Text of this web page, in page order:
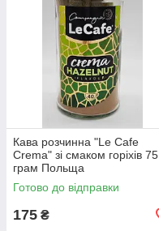
Кава розчинна "Le Cafe
Crema" зі смаком горіхів 75
грам Польща
Готово до відправки
175 ₴